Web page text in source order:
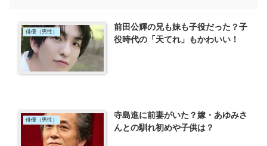
俳優（男性）
前田公輝の兄も妹も子役だった？子
役時代の「天てれ」もかわいい！
俳優（男性）
寺島進に前妻がいた？嫁・あゆみさ
んとの馴れ初めや子供は？